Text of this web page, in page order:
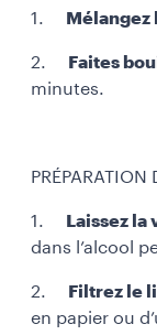
1. Mélangez
2. Faites
minutes.
PRÉPARATION
1.
Laissez
dans l’alcool
2. Filtrez le
en papier ou